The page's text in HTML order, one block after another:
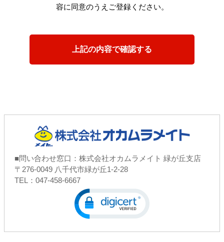
容に同意のうえご登録ください。
■問い合わせ窓口：株式会社オカムラメイト 緑が丘支店
〒276-0049 八千代市緑が丘1-2-28
TEL：047-458-6667